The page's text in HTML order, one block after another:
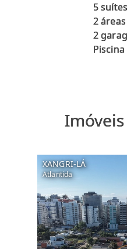
5 suítes
2
2
XANGRI-LÁ
Atlantida